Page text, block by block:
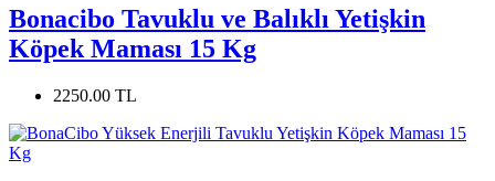
Bonacibo Tavuklu ve Balıklı Yetişkin
Köpek Maması 15 Kg
2250.00 TL